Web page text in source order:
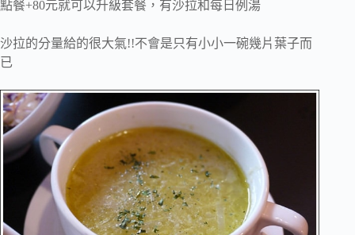
點餐+80元就可以升級套餐，有沙拉和每日例湯
沙拉的分量給的很大氣!!不會是只有小小一碗幾片葉子而
已